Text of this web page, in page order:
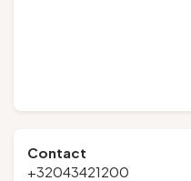
Contact
+32043421200